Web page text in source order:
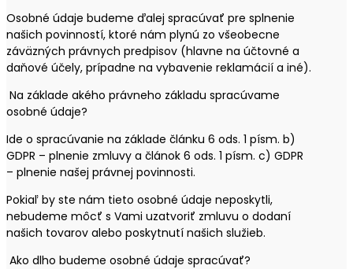
Osobné údaje budeme ďalej spracúvať pre splnenie
našich povinností, ktoré nám plynú zo všeobecne
záväzných právnych predpisov (hlavne na účtovné a
daňové účely, prípadne na vybavenie reklamácií a iné).
Na základe akého právneho základu spracúvame
osobné údaje?
Ide o spracúvanie na základe článku 6 ods. 1 písm. b)
GDPR – plnenie zmluvy a článok 6 ods. 1 písm. c) GDPR
– plnenie našej právnej povinnosti.
Pokiaľ by ste nám tieto osobné údaje neposkytli,
nebudeme môcť s Vami uzatvoriť zmluvu o dodaní
našich tovarov alebo poskytnutí našich služieb.
Ako dlho budeme osobné údaje spracúvať?